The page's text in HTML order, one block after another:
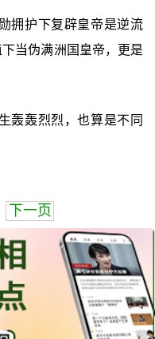
拥护下复辟皇帝是逆流
当伪满洲国皇帝，更是
轰轰烈烈，也算是不同
下一页